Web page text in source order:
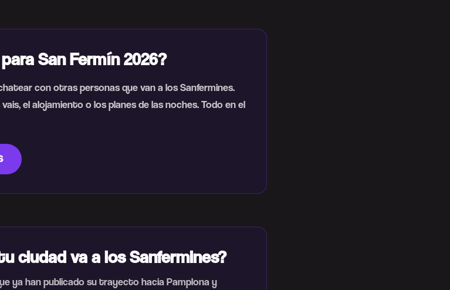
San Fermín 2026?
con otras personas que van a los Sanfermines.
el alojamiento o los planes de las noches. Todo en el
ciudad va a los Sanfermines?
ya han publicado su trayecto hacia Pamplona y